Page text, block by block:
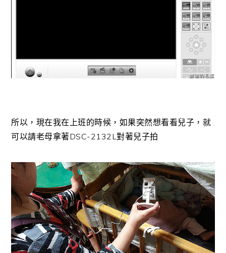
所以，現在我在上班的時候，如果突然想看看兒子，就
可以請老母拿著DSC-2132L對著兒子拍